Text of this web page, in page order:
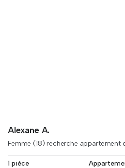
Alexane A.
Femme (18) recherche appartement
1 pièce